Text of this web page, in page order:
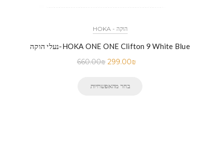
HOKA - הוקה
נעלי הוקה-HOKA ONE ONE Clifton 9 White Blue
660.00₪ 299.00₪
בחר מהאפשרויות